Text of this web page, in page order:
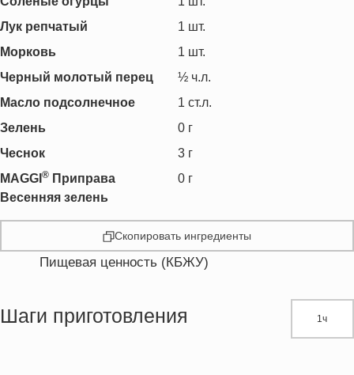
Лук репчатый
1 шт.
Морковь
1 шт.
Черный молотый перец
½ ч.л.
Масло подсолнечное
1 ст.л.
Зелень
0 г
Чеснок
3 г
MAGGI ® Приправа
Весенняя зелень
0 г
Скопировать ингредиенты
Пищевая ценность (КБЖУ)
Жиры
Шаги приготовления 1ч